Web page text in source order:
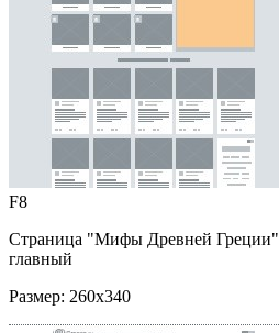
F8
Страница "Мифы Древней Греции"
главный
Размер: 260x340